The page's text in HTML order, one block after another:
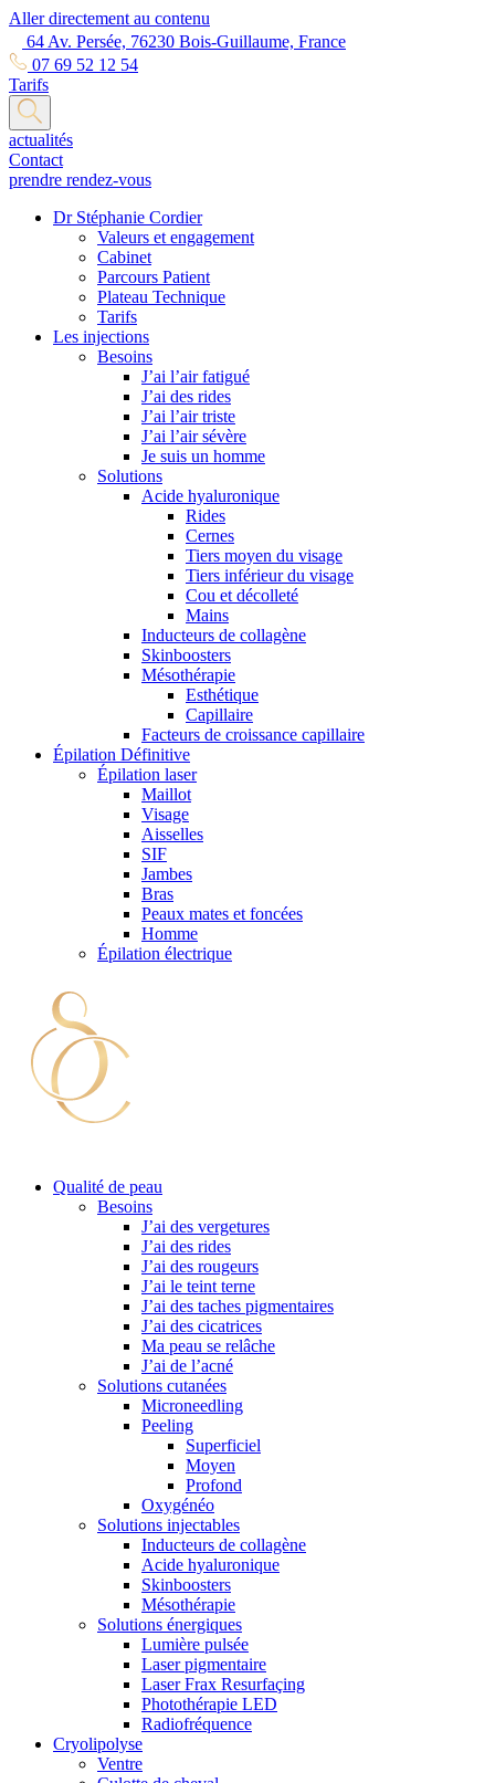
Aller directement au contenu
64 Av. Persée, 76230 Bois-Guillaume, France
07 69 52 12 54
Tarifs
actualités
Contact
prendre rendez-vous
Dr Stéphanie Cordier
Valeurs et engagement
Cabinet
Parcours Patient
Plateau Technique
Tarifs
Les injections
Besoins
J’ai l’air fatigué
J’ai des rides
J’ai l’air triste
J’ai l’air sévère
Je suis un homme
Solutions
Acide hyaluronique
Rides
Cernes
Tiers moyen du visage
Tiers inférieur du visage
Cou et décolleté
Mains
Inducteurs de collagène
Skinboosters
Mésothérapie
Esthétique
Capillaire
Facteurs de croissance capillaire
Épilation Définitive
Épilation laser
Maillot
Visage
Aisselles
SIF
Jambes
Bras
Peaux mates et foncées
Homme
Épilation électrique
Qualité de peau
Besoins
J’ai des vergetures
J’ai des rides
J’ai des rougeurs
J’ai le teint terne
J’ai des taches pigmentaires
J’ai des cicatrices
Ma peau se relâche
J’ai de l’acné
Solutions cutanées
Microneedling
Peeling
Superficiel
Moyen
Profond
Oxygénéo
Solutions injectables
Inducteurs de collagène
Acide hyaluronique
Skinboosters
Mésothérapie
Solutions énergiques
Lumière pulsée
Laser pigmentaire
Laser Frax Resurfaçing
Photothérapie LED
Radiofréquence
Cryolipolyse
Ventre